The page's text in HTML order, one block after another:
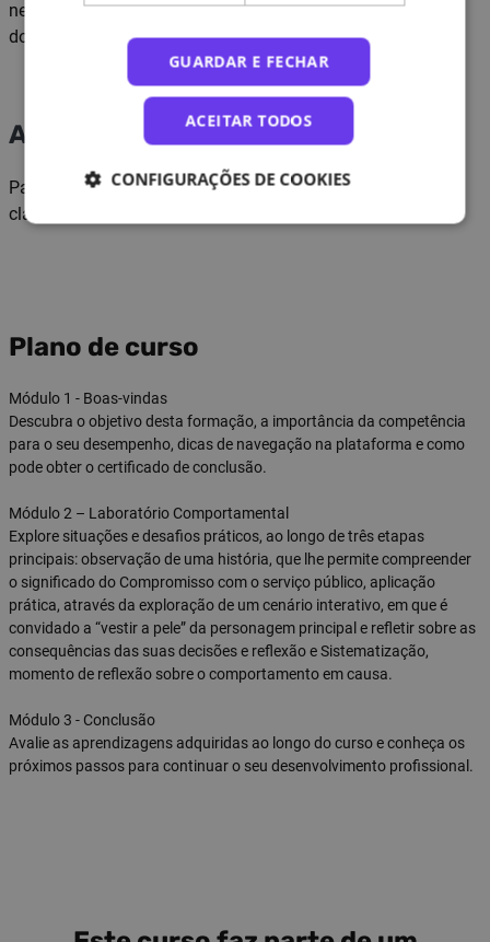
nesta UFC, possa avançar para a aplicação prática de um
dos comportamentos em contexto simulado.
Avaliação e certificação
Para obter a certificação, o formando deve atingir uma
classificação mínima de 50% na avaliação final.
Plano de curso
Módulo 1 - Boas-vindas
Descubra o objetivo desta formação, a importância da competência
para o seu desempenho, dicas de navegação na plataforma e como
pode obter o certificado de conclusão.
Módulo 2 – Laboratório Comportamental
Explore situações e desafios práticos, ao longo de três etapas
principais: observação de uma história, que lhe permite compreender
o significado do Compromisso com o serviço público, aplicação
prática, através da exploração de um cenário interativo, em que é
convidado a “vestir a pele” da personagem principal e refletir sobre as
consequências das suas decisões e reflexão e Sistematização,
momento de reflexão sobre o comportamento em causa.
Módulo 3 - Conclusão
Avalie as aprendizagens adquiridas ao longo do curso e conheça os
próximos passos para continuar o seu desenvolvimento profissional.
GUARDAR E FECHAR
ACEITAR TODOS
CONFIGURAÇÕES DE COOKIES